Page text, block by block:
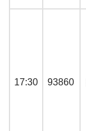
17:30 93860